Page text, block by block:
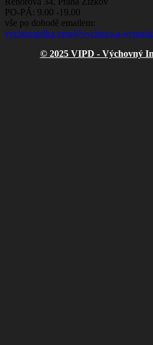
PO-PÁ: 9.00 -19.00
vše po dohodě emailem:
vychovatelka.vera@vychova-a-
© 2025 VIPD - Výchovný